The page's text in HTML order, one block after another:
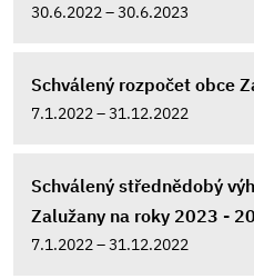
30.6.2022 – 30.6.2023
Schválený rozpočet obce
7.1.2022 – 31.12.2022
Schválený střednědobý
Zalužany na roky 2023 -
7.1.2022 – 31.12.2022